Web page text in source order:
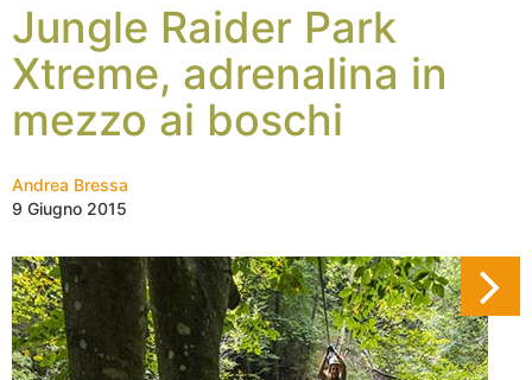
Jungle Raider Park
Xtreme, adrenalina in
mezzo ai boschi
Andrea Bressa
9 Giugno 2015